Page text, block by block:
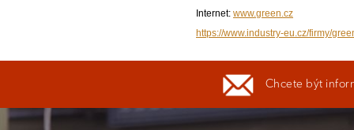
Internet: www.green.cz
https://www.industry-eu.cz/firmy/
Chcete být